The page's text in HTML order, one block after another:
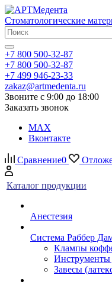
Стоматологические
+7 800 500-32-87
+7 800 500-32-87
+7 499 946-23-33
zakaz@artmedenta.ru
Звоните с 9:00 до 18:00
Заказать звонок
MAX
Вконтакте
Сравнение0
Каталог продукции
Анестезия
Система Раббер
Клампы
Инструменты
Завесы